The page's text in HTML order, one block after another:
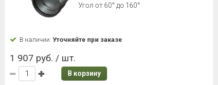
Угол от 60° до 160°
В наличии: Уточняйте при заказе
1 907 руб. / шт.
В корзину